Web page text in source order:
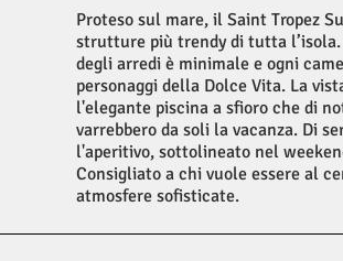
Proteso sul mare, il Saint Tropez
strutture più trendy di tutta
degli arredi è minimale e ogni
personaggi della Dolce Vita. La
l'elegante piscina a sfioro che di
varrebbero da soli la vacanza. Di
l'aperitivo, sottolineato nel
Consigliato a chi vuole essere al
atmosfere sofisticate.